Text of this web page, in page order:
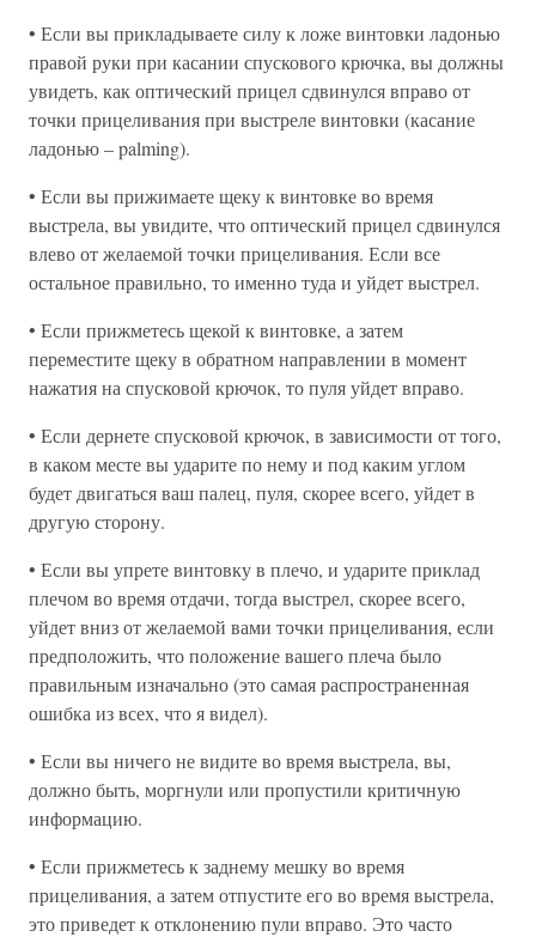
• Если вы прикладываете силу к ложе винтовки ладонью
правой руки при касании спускового крючка, вы должны
увидеть, как оптический прицел сдвинулся вправо от
точки прицеливания при выстреле винтовки (касание
ладонью – palming).
• Если вы прижимаете щеку к винтовке во время
выстрела, вы увидите, что оптический прицел сдвинулся
влево от желаемой точки прицеливания. Если все
остальное правильно, то именно туда и уйдет выстрел.
• Если прижметесь щекой к винтовке, а затем
переместите щеку в обратном направлении в момент
нажатия на спусковой крючок, то пуля уйдет вправо.
• Если дернете спусковой крючок, в зависимости от того,
в каком месте вы ударите по нему и под каким углом
будет двигаться ваш палец, пуля, скорее всего, уйдет в
другую сторону.
• Если вы упрете винтовку в плечо, и ударите приклад
плечом во время отдачи, тогда выстрел, скорее всего,
уйдет вниз от желаемой вами точки прицеливания, если
предположить, что положение вашего плеча было
правильным изначально (это самая распространенная
ошибка из всех, что я видел).
• Если вы ничего не видите во время выстрела, вы,
должно быть, моргнули или пропустили критичную
информацию.
• Если прижметесь к заднему мешку во время
прицеливания, а затем отпустите его во время выстрела,
это приведет к отклонению пули вправо. Это часто